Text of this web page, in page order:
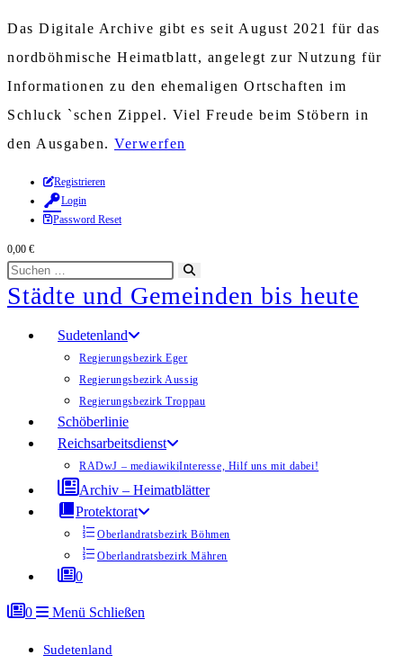
Das Digitale Archive gibt es seit August 2021 für das
nordböhmische Heimatblatt, angelegt zur Nutzung für
Informationen zu den ehemaligen Ortschaften im
Schluck `schen Zippel. Viel Freude beim Stöbern in
den Ausgaben. Verwerfen
Zum
Inhalt
springen
Registrieren
Login
Password Reset
0,00 €
Diese
Website
durchsuchen
starten
Städte und Gemeinden bis heute
Sudetenland
Regierungsbezirk Eger
Regierungsbezirk Aussig
Regierungsbezirk Troppau
Schöberlinie
Reichsarbeitsdienst
RADwJ – mediawikiInteresse, Hilf uns mit dabei!
Archiv – Heimatblätter
Protektorat
Oberlandratsbezirk Böhmen
Oberlandratsbezirk Mähren
0
0 Menü Schließen
Sudetenland